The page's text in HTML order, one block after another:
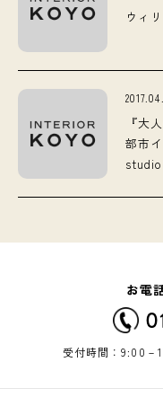
ウィ
『大
部市
studio
お電
受付時間：9:00－